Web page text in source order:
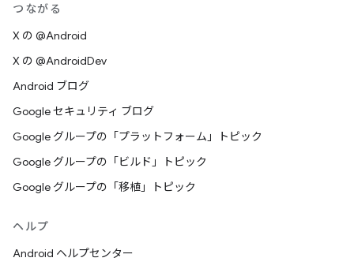
つながる
X の @Android
X の @AndroidDev
Android ブログ
Google セキュリティ ブログ
Google グループの「プラットフォーム」トピック
Google グループの「ビルド」トピック
Google グループの「移植」トピック
ヘルプ
Android ヘルプセンター